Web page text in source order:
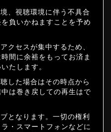
、視聴環境に伴う不具合
負いかねますことを予め
クセスが集中するため、
間に余裕をもってお済ま
たします。
した場合はその時点から
は巻き戻しての再生はで
となります。一切の権利
・スマートフォンなどに